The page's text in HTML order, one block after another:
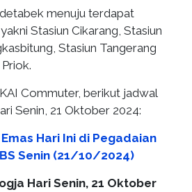
menuju terdapat
Stasiun Cikarang, Stasiun
Stasiun Tangerang
Commuter, berikut jadwal
Senin, 21 Oktober 2024:
Hari Ini di Pegadaian
Senin (21/10/2024)
Hari Senin, 21 Oktober